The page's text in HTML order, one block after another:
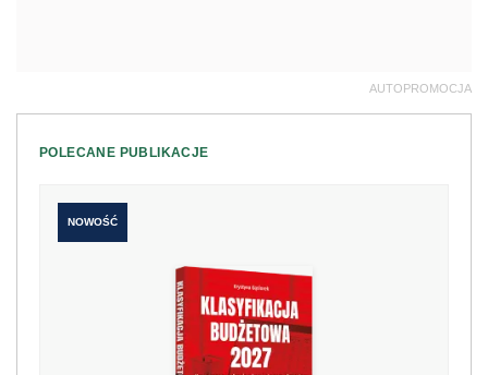
AUTOPROMOCJA
POLECANE PUBLIKACJE
NOWOŚĆ